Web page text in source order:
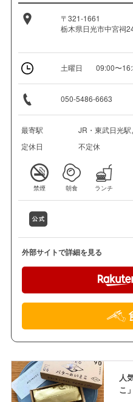
〒321-1661
栃木県日光市中宮祠
土曜日 09:00〜
050-5486-6663
最寄駅
JR・東武日光
定休日
不定休
禁煙 朝食 ランチ
外部サイトで詳細を見る
人
こ